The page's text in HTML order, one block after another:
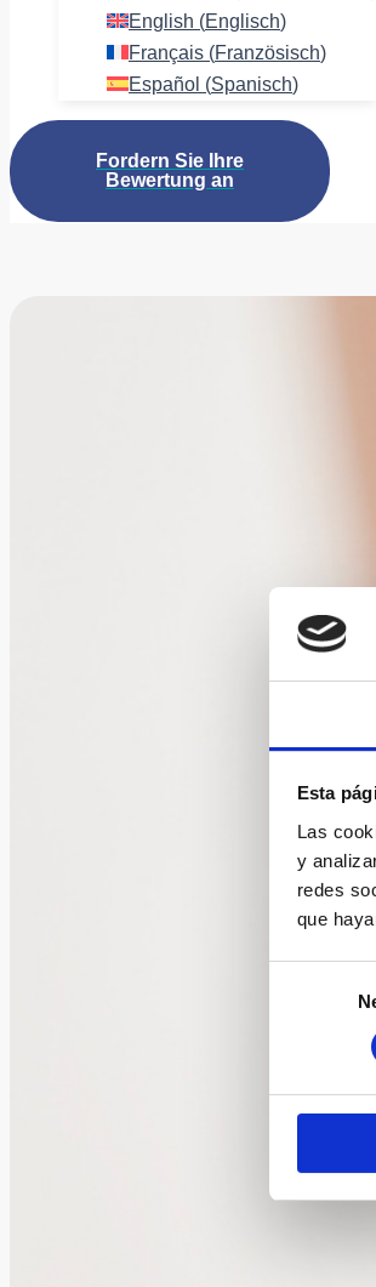
Esta
Las
y
redes
que
English (Englisch)
Français (Französisch)
Español (Spanisch)
Fordern Sie Ihre
Bewertung an